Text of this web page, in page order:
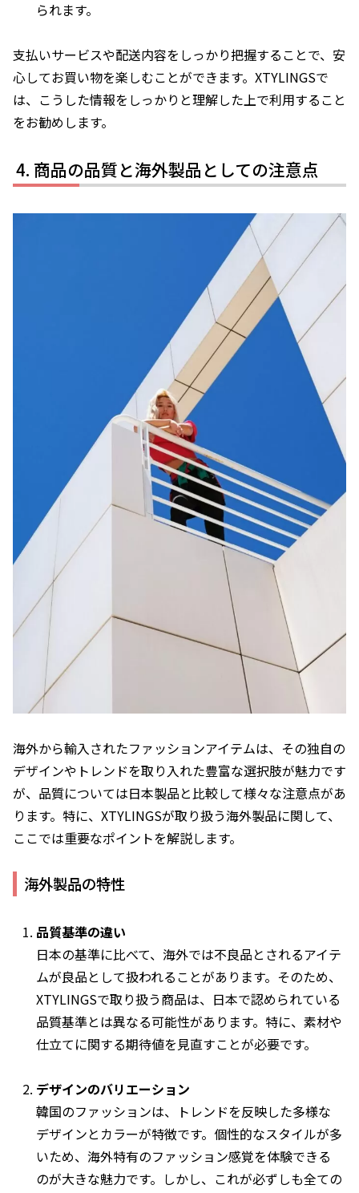
られます。
支払いサービスや配送内容をしっかり把握することで、安
心してお買い物を楽しむことができます。XTYLINGSで
は、こうした情報をしっかりと理解した上で利用すること
をお勧めします。
商品の品質と海外製品としての注意点
海外から輸入されたファッションアイテムは、その独自の
デザインやトレンドを取り入れた豊富な選択肢が魅力です
が、品質については日本製品と比較して様々な注意点があ
ります。特に、XTYLINGSが取り扱う海外製品に関して、
ここでは重要なポイントを解説します。
海外製品の特性
品質基準の違い
日本の基準に比べて、海外では不良品とされるアイテ
ムが良品として扱われることがあります。そのため、
XTYLINGSで取り扱う商品は、日本で認められている
品質基準とは異なる可能性があります。特に、素材や
仕立てに関する期待値を見直すことが必要です。
デザインのバリエーション
韓国のファッションは、トレンドを反映した多様な
デザインとカラーが特徴です。個性的なスタイルが多
いため、海外特有のファッション感覚を体験できる
のが大きな魅力です。しかし、これが必ずしも全ての